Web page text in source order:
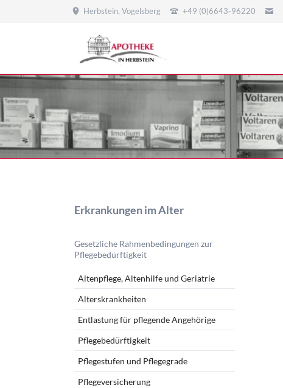
Herbstein, Vogelsberg +49 (0)6643-96220
Beratungsschwerpunkte
Schüssler Salze
Hautpflege
Inkontinenz-Beratung
Gesund leben
Notfälle und Erste Hilfe
Laborwerte
Ernährungsmedizin
Navigation
Erkrankungen im Alter
Gesetzliche Rahmenbedingungen zur
Pflegebedürftigkeit
Altenpflege, Altenhilfe und Geriatrie
Alterskrankheiten
Entlastung für pflegende Angehörige
Pflegebedürftigkeit
Pflegestufen und Pflegegrade
Pflegeversicherung